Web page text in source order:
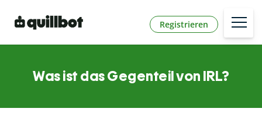
Registrieren
Was ist das Gegenteil von IRL?